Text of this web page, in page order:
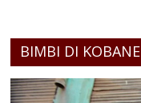
BIMBI DI KOBANE